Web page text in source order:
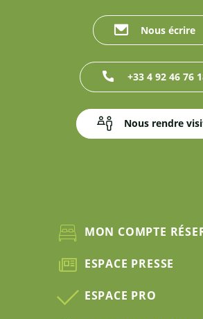
Nous écrire
+33 4 92 46 76
Nous rendre
MON COMPTE
ESPACE PRESSE
ESPACE PRO